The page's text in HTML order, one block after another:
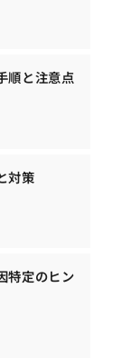
順と注意点
対策
特定のヒン